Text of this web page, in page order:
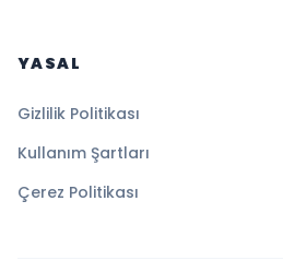
YASAL
Gizlilik Politikası
Kullanım Şartları
Çerez Politikası